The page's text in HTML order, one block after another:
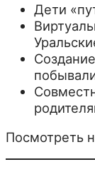
Дети
Посмотреть